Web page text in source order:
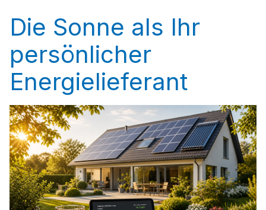
Die Sonne als Ihr
persönlicher
Energielieferant